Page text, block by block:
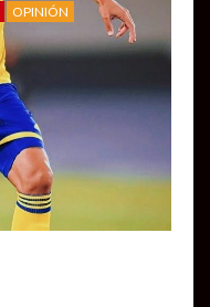
OPINIÓN